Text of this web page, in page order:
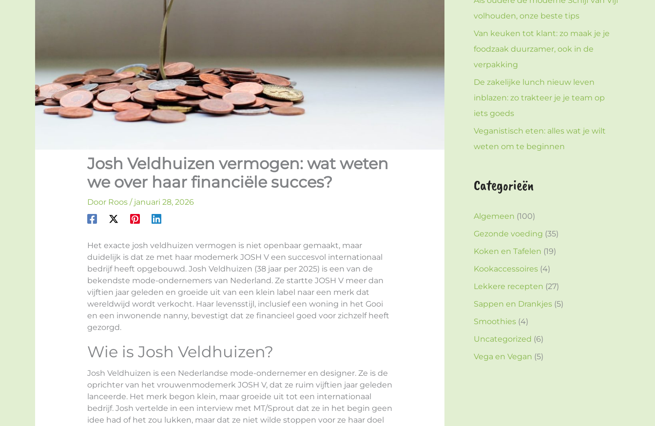
Josh Veldhuizen vermogen: wat weten
we over haar financiële succes?
Door Roos / januari 28, 2026
Het exacte josh veldhuizen vermogen is niet openbaar gemaakt, maar
duidelijk is dat ze met haar modemerk JOSH V een succesvol internationaal
bedrijf heeft opgebouwd. Josh Veldhuizen (38 jaar per 2025) is een van de
bekendste mode-ondernemers van Nederland. Ze startte JOSH V meer dan
vijftien jaar geleden en groeide uit van een klein label naar een merk dat
wereldwijd wordt verkocht. Haar levensstijl, inclusief een woning in het Gooi
en een inwonende nanny, bevestigt dat ze financieel goed voor zichzelf heeft
gezorgd.
Wie is Josh Veldhuizen?
Josh Veldhuizen is een Nederlandse mode-ondernemer en designer. Ze is de
oprichter van het vrouwenmodemerk JOSH V, dat ze ruim vijftien jaar geleden
lanceerde. Het merk begon klein, maar groeide uit tot een internationaal
bedrijf. Josh vertelde in een interview met MT/Sprout dat ze in het begin geen
idee had of het zou lukken, maar dat ze niet wilde stoppen voor ze haar doel
volhouden, onze beste tips
Van keuken tot klant: zo maak je je
foodzaak duurzamer, ook in de
verpakking
De zakelijke lunch nieuw leven
inblazen: zo trakteer je je team op
iets goeds
Veganistisch eten: alles wat je wilt
weten om te beginnen
Categorieën
Algemeen (100)
Gezonde voeding (35)
Koken en Tafelen (19)
Kookaccessoires (4)
Lekkere recepten (27)
Sappen en Drankjes (5)
Smoothies (4)
Uncategorized (6)
Vega en Vegan (5)